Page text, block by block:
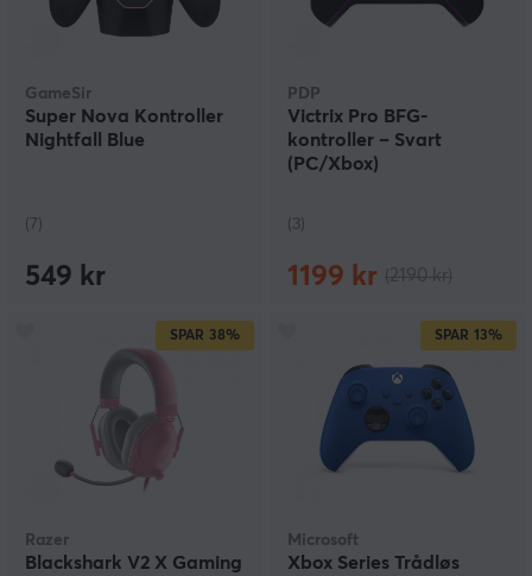
GameSir
Super Nova Kontroller
Nightfall Blue
(7)
549 kr
PDP
Victrix Pro BFG-
kontroller – Svart
(PC/Xbox)
(3)
1199 kr
SPAR 38%
Razer
Blackshark V2 X Gaming
SPAR 13%
Microsoft
Xbox Series Trådløs